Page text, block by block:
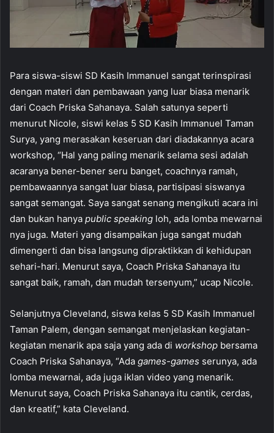
Para siswa-siswi SD Kasih Immanuel sangat terinspirasi
dengan materi dan pembawaan yang luar biasa menarik
dari Coach Priska Sahanaya. Salah satunya seperti
menurut Nicole, siswi kelas 5 SD Kasih Immanuel Taman
Surya, yang merasakan keseruan dari diadakannya acara
workshop, “Hal yang paling menarik selama sesi adalah
acaranya bener-bener seru banget, coachnya ramah,
pembawaannya sangat luar biasa, partisipasi siswanya
sangat semangat. Saya sangat senang mengikuti acara ini
dan bukan hanya public speaking loh, ada lomba mewarnai
nya juga. Materi yang disampaikan juga sangat mudah
dimengerti dan bisa langsung dipraktikkan di kehidupan
sehari-hari. Menurut saya, Coach Priska Sahanaya itu
sangat baik, ramah, dan mudah tersenyum,” ucap Nicole.
Selanjutnya Cleveland, siswa kelas 5 SD Kasih Immanuel
Taman Palem, dengan semangat menjelaskan kegiatan-
kegiatan menarik apa saja yang ada di workshop bersama
Coach Priska Sahanaya, “Ada games-games serunya, ada
lomba mewarnai, ada juga iklan video yang menarik.
Menurut saya, Coach Priska Sahanaya itu cantik, cerdas,
dan kreatif,” kata Cleveland.